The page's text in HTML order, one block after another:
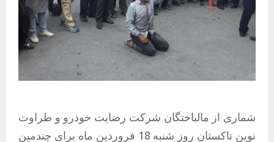
شماری از مالباختگان شرکت رضایت خودرو و طراوت
نوین تاکستان روز شنبه 18 فروردین ماه برای چندمین